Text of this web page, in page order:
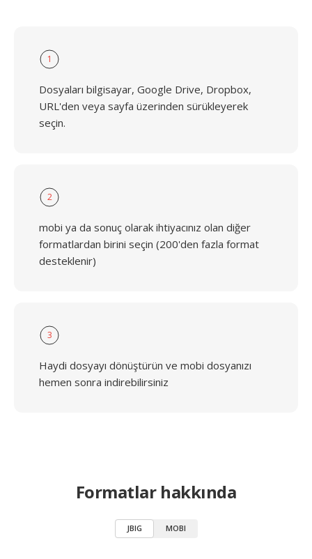
1
Dosyaları bilgisayar, Google Drive, Dropbox,
URL'den veya sayfa üzerinden sürükleyerek
seçin.
2
mobi ya da sonuç olarak ihtiyacınız olan diğer
formatlardan birini seçin (200'den fazla format
desteklenir)
3
Haydi dosyayı dönüştürün ve mobi dosyanızı
hemen sonra indirebilirsiniz
Formatlar hakkında
JBIG MOBI